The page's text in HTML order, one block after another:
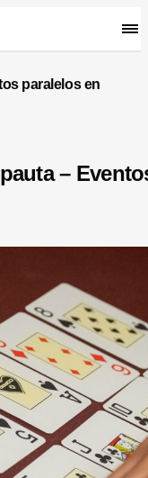
paralelos en
–